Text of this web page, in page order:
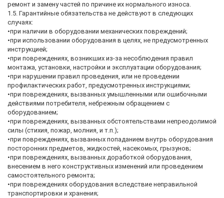
ремонт и замену частей по причине их нормального износа.
1.5. Гарантийные обязательства не действуют в следующих
случаях:
•при наличии в оборудовании механических повреждений;
•при использовании оборудования в целях, не предусмотренных
инструкцией;
•при повреждениях, возникших из-за несоблюдения правил
монтажа, установки, настройки и эксплуатации оборудования;
•при нарушении правил проведения, или не проведении
профилактических работ, предусмотренных инструкциями;
•при повреждениях, вызванных умышленными или ошибочными
действиями потребителя, небрежным обращением с
оборудованием;
•при повреждениях, вызванных обстоятельствами непреодолимой
силы (стихия, пожар, молния, и т.п.);
•при повреждениях, вызванных попаданием внутрь оборудования
посторонних предметов, жидкостей, насекомых, грызунов;
•при повреждениях, вызванных доработкой оборудования,
внесением в него конструктивных изменений или проведением
самостоятельного ремонта;
•при повреждениях оборудования вследствие неправильной
транспортировки и хранения;